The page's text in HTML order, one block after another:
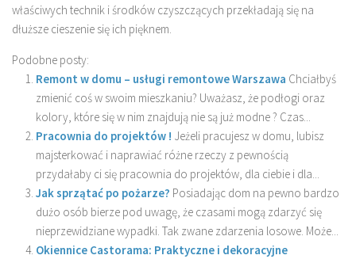
właściwych technik i środków czyszczących przekładają się na
dłuższe cieszenie się ich pięknem.
Podobne posty:
Remont w domu – usługi remontowe Warszawa Chciałbyś
zmienić coś w swoim mieszkaniu? Uważasz, że podłogi oraz
kolory, które się w nim znajdują nie są już modne ? Czas...
Pracownia do projektów ! Jeżeli pracujesz w domu, lubisz
majsterkować i naprawiać różne rzeczy z pewnością
przydałaby ci się pracownia do projektów, dla ciebie i dla...
Jak sprzątać po pożarze? Posiadając dom na pewno bardzo
dużo osób bierze pod uwagę, że czasami mogą zdarzyć się
nieprzewidziane wypadki. Tak zwane zdarzenia losowe. Może...
Okiennice Castorama: Praktyczne i dekoracyjne